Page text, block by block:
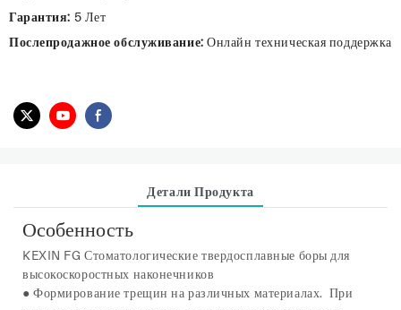
Гарантия: 5 Лет
Послепродажное обслуживание:Онлайн техническая поддержка
Детали Продукта
Особенность
KEXIN FG Стоматологические твердосплавные боры для
высокоскоростных наконечников
● Формирование трещин на различных материалах. При